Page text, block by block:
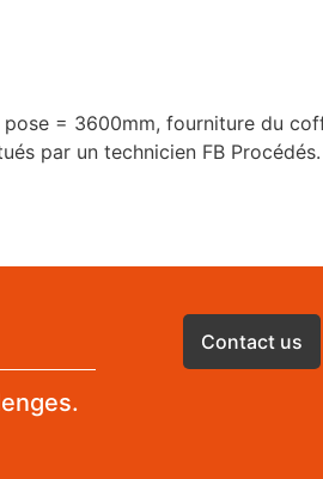
pose = 3600mm, fourniture du
par un technicien FB Procédés.
Contact us